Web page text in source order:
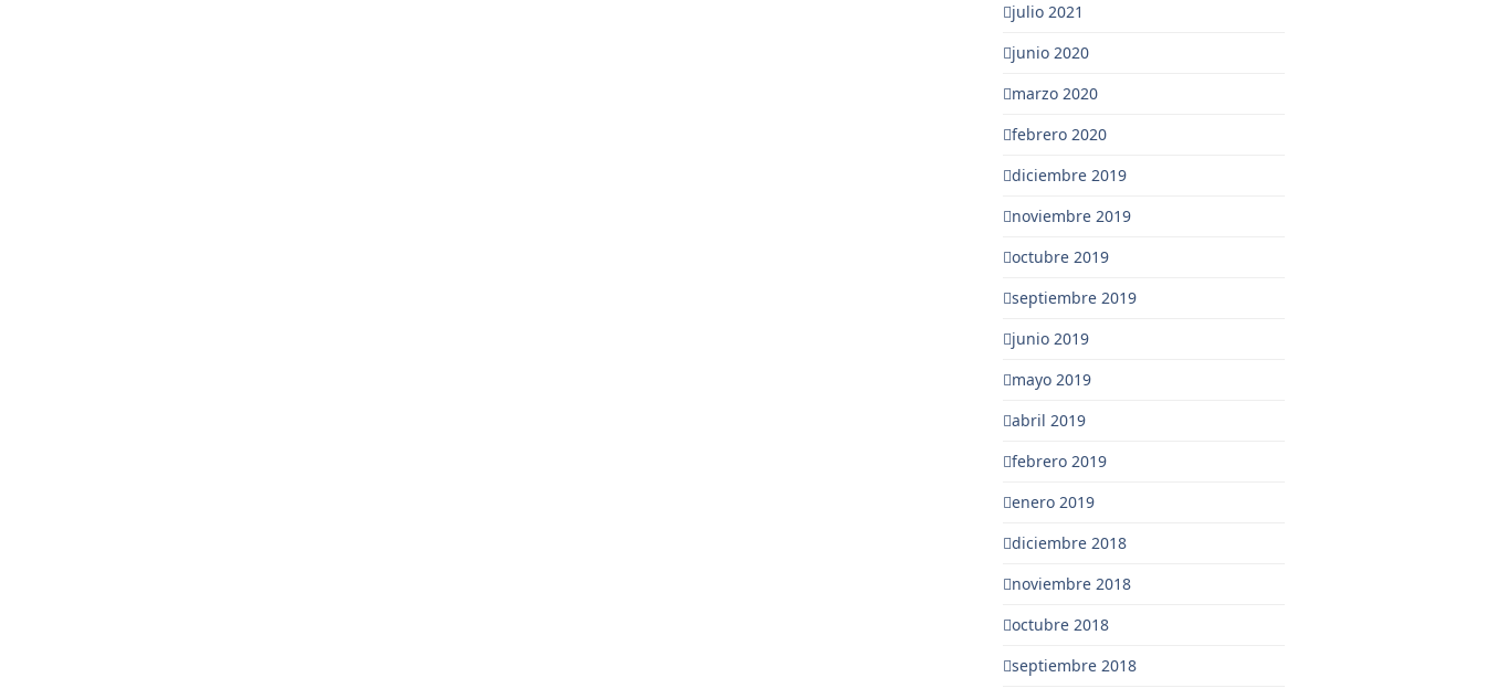
julio 2021
junio 2020
marzo 2020
febrero 2020
diciembre 2019
noviembre 2019
octubre 2019
septiembre 2019
junio 2019
mayo 2019
abril 2019
febrero 2019
enero 2019
diciembre 2018
noviembre 2018
octubre 2018
septiembre 2018